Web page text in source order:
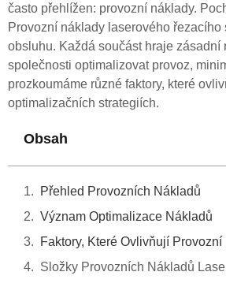
často přehlížen: provozní náklady.
Provozní náklady laserového
obsluhu. Každá součást hraje
společnosti optimalizovat provoz,
prozkoumáme různé faktory, které
optimalizačních strategiích.
Obsah
Přehled Provozních Nákladů
Význam Optimalizace Nákladů
Faktory, Které Ovlivňují
Složky Provozních Nákladů